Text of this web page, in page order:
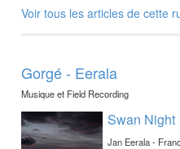
Voir tous les articles de cette
Gorgé - Eerala
Musique et Field Recording
Swan Night
Jan Eerala -